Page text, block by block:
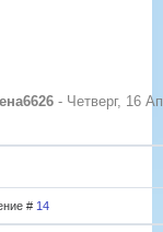
- Четверг, 16
# 14